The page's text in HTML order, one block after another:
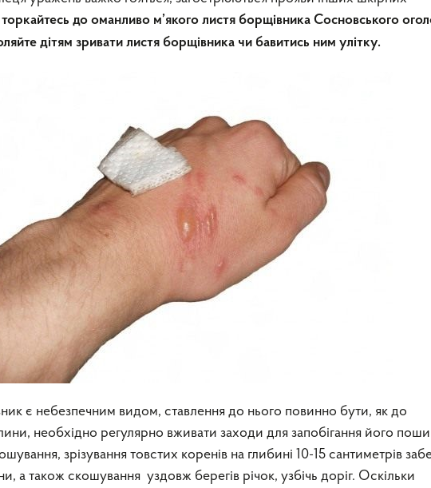
до оманливо м’якого листя борщівника Сосновського
дітям зривати листя борщівника чи бавитись ним улітку.
є небезпечним видом, ставлення до нього повинно бути, як до
необхідно регулярно вживати заходи для запобігання його
зрізування товстих коренів на глибині 10-15 сантиметрів
а також скошування уздовж берегів річок, узбічь доріг. Оскільки